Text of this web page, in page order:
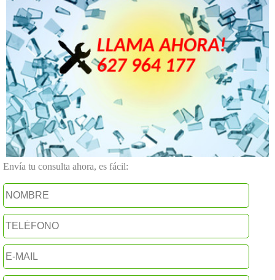
Envía tu consulta ahora, es fácil: